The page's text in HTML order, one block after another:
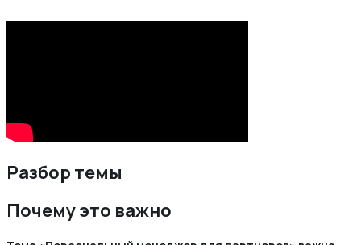
Разбор темы
Почему это важно